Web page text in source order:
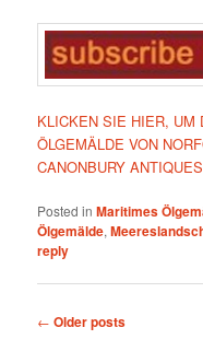
KLICKEN SIE HIER, UM
ÖLGEMÄLDE VON
CANONBURY
Posted in Maritimes
Ölgemälde,
reply
Post
← Older posts